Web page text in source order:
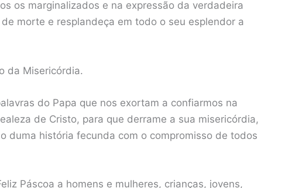
os marginalizados e na expressão da verdadeira
morte e resplandeça em todo o seu esplendor a
da Misericórdia.
do Papa que nos exortam a confiarmos na
de Cristo, para que derrame a sua misericórdia,
duma história fecunda com o compromisso de todos
Páscoa a homens e mulheres, crianças, jovens,